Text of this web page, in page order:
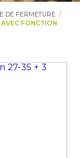
DE FERMETURE
FONCTION